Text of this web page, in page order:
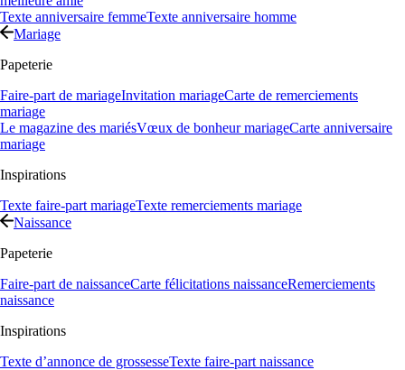
Texte anniversaire femmeTexte anniversaire homme
Mariage
Papeterie
Faire-part de mariageInvitation mariageCarte de remerciements
mariage
Le magazine des mariésVœux de bonheur mariageCarte anniversaire
mariage
Inspirations
Texte faire-part mariageTexte remerciements mariage
Naissance
Papeterie
Faire-part de naissanceCarte félicitations naissanceRemerciements
naissance
Inspirations
Texte d’annonce de grossesseTexte faire-part naissance